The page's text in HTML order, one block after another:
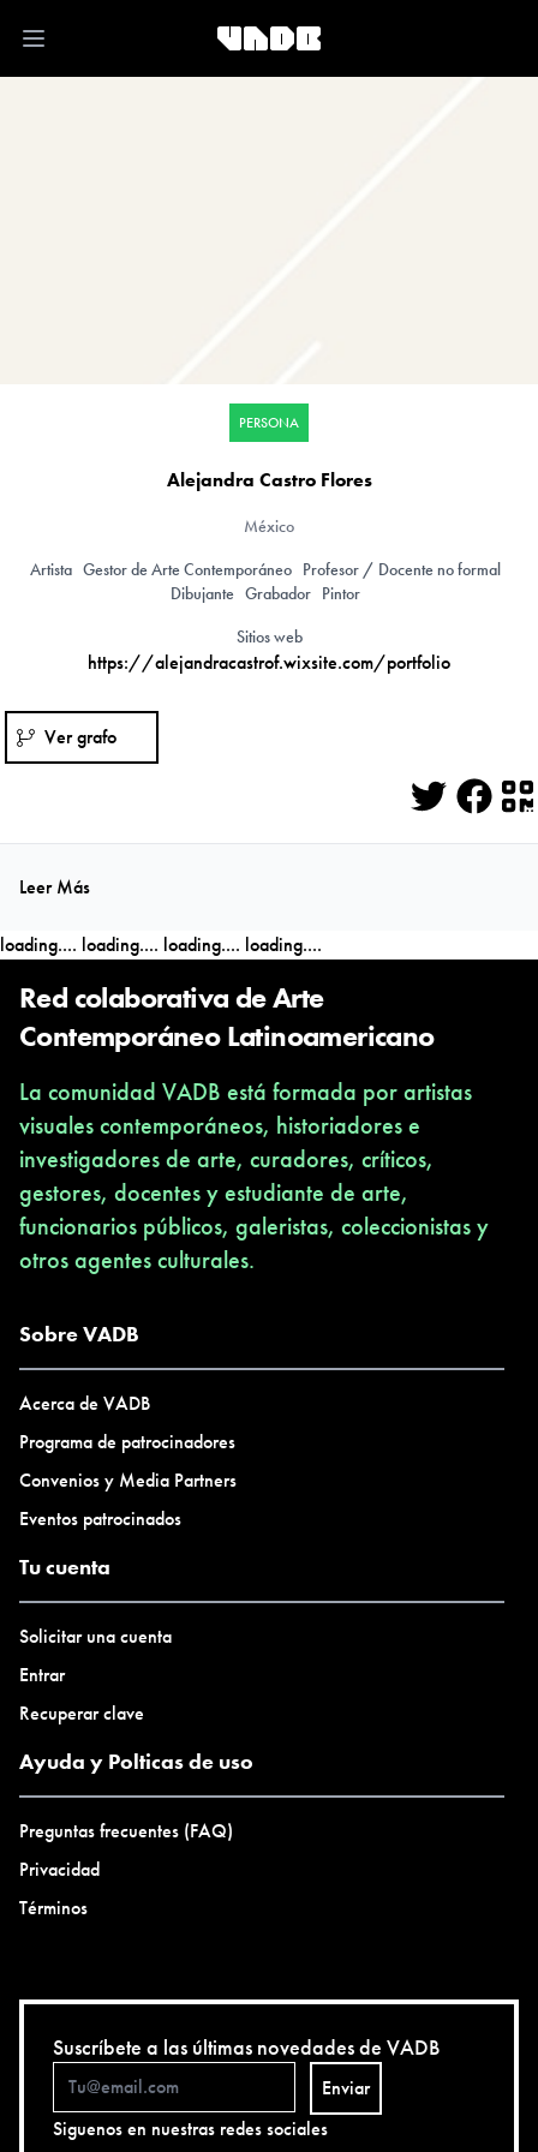
Open main menu
PERSONA
Alejandra Castro Flores
México
Artista Gestor de Arte Contemporáneo Profesor / Docente no formal
Dibujante Grabador Pintor
Sitios web
https://alejandracastrof.wixsite.com/portfolio
Ver grafo
Twitter
Leer Más
loading.... loading.... loading.... loading....
Red colaborativa de Arte
Contemporáneo Latinoamericano
La comunidad VADB está formada por artistas
visuales contemporáneos, historiadores e
investigadores de arte, curadores, críticos,
gestores, docentes y estudiante de arte,
funcionarios públicos, galeristas, coleccionistas y
otros agentes culturales.
Sobre VADB
Acerca de VADB
Programa de patrocinadores
Convenios y Media Partners
Eventos patrocinados
Tu cuenta
Solicitar una cuenta
Entrar
Recuperar clave
Ayuda y Polticas de uso
Preguntas frecuentes (FAQ)
Privacidad
Términos
Suscríbete a las últimas novedades de VADB
Enviar
Siguenos en nuestras redes sociales